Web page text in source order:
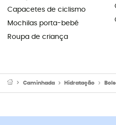
Capacetes de ciclismo
Mochilas porta-bebé
Roupa de criança
Caminhada Hidratação